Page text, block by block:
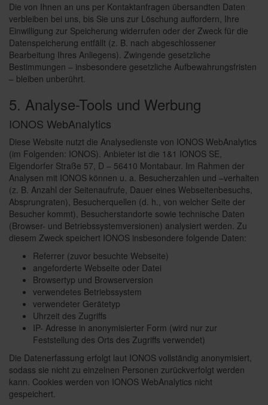
Die von Ihnen an uns per Kontaktanfragen übersandten Daten
verbleiben bei uns, bis Sie uns zur Löschung auffordern, Ihre
Einwilligung zur Speicherung widerrufen oder der Zweck für die
Datenspeicherung entfällt (z. B. nach abgeschlossener
Bearbeitung Ihres Anliegens). Zwingende gesetzliche
Bestimmungen – insbesondere gesetzliche Aufbewahrungsfristen
– bleiben unberührt.
5. Analyse-Tools und Werbung
IONOS WebAnalytics
Diese Website nutzt die Analysedienste von IONOS WebAnalytics
(im Folgenden: IONOS). Anbieter ist die 1&1 IONOS SE,
Elgendorfer Straße 57, D – 56410 Montabaur. Im Rahmen der
Analysen mit IONOS können u. a. Besucherzahlen und –verhalten
(z. B. Anzahl der Seitenaufrufe, Dauer eines Webseitenbesuchs,
Absprungraten), Besucherquellen (d. h., von welcher Seite der
Besucher kommt), Besucherstandorte sowie technische Daten
(Browser- und Betriebssystemversionen) analysiert werden. Zu
diesem Zweck speichert IONOS insbesondere folgende Daten:
Referrer (zuvor besuchte Webseite)
angeforderte Webseite oder Datei
Browsertyp und Browserversion
verwendetes Betriebssystem
verwendeter Gerätetyp
Uhrzeit des Zugriffs
IP- Adresse in anonymisierter Form (wird nur zur
Feststellung des Orts des Zugriffs verwendet)
Die Datenerfassung erfolgt laut IONOS vollständig anonymisiert,
sodass sie nicht zu einzelnen Personen zurückverfolgt werden
kann. Cookies werden von IONOS WebAnalytics nicht
gespeichert.